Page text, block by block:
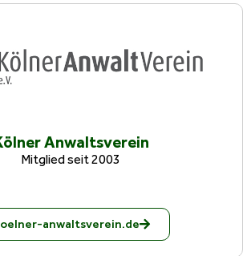
Anwaltsverein
Mitglied seit 2003
anwaltsverein.de